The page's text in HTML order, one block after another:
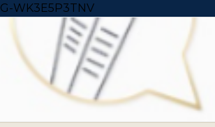
G-WK3E5P3TNVSkip to content